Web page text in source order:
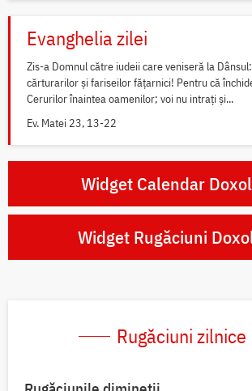
Evanghelia zilei
Zis-a Domnul către iudeii care veniseră la
cărturarilor și fariseilor fățarnici! Pentru că
Cerurilor înaintea oamenilor; voi nu intrați și...
Ev. Matei 23, 13-22
Widget Calendar
Widget Rugăciuni
Rugăciuni zilnice